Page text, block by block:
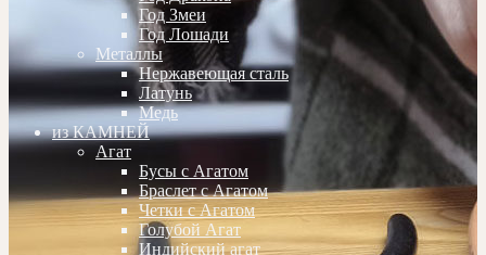
Год Змеи
Год Лошади
Металлы
Нержавеющая сталь
Латунь
Медь
из КАМНЕЙ
Агат
Бусы с Агатом
Браслет с Агатом
Четки с Агатом
Голубой Агат
Индийский агат